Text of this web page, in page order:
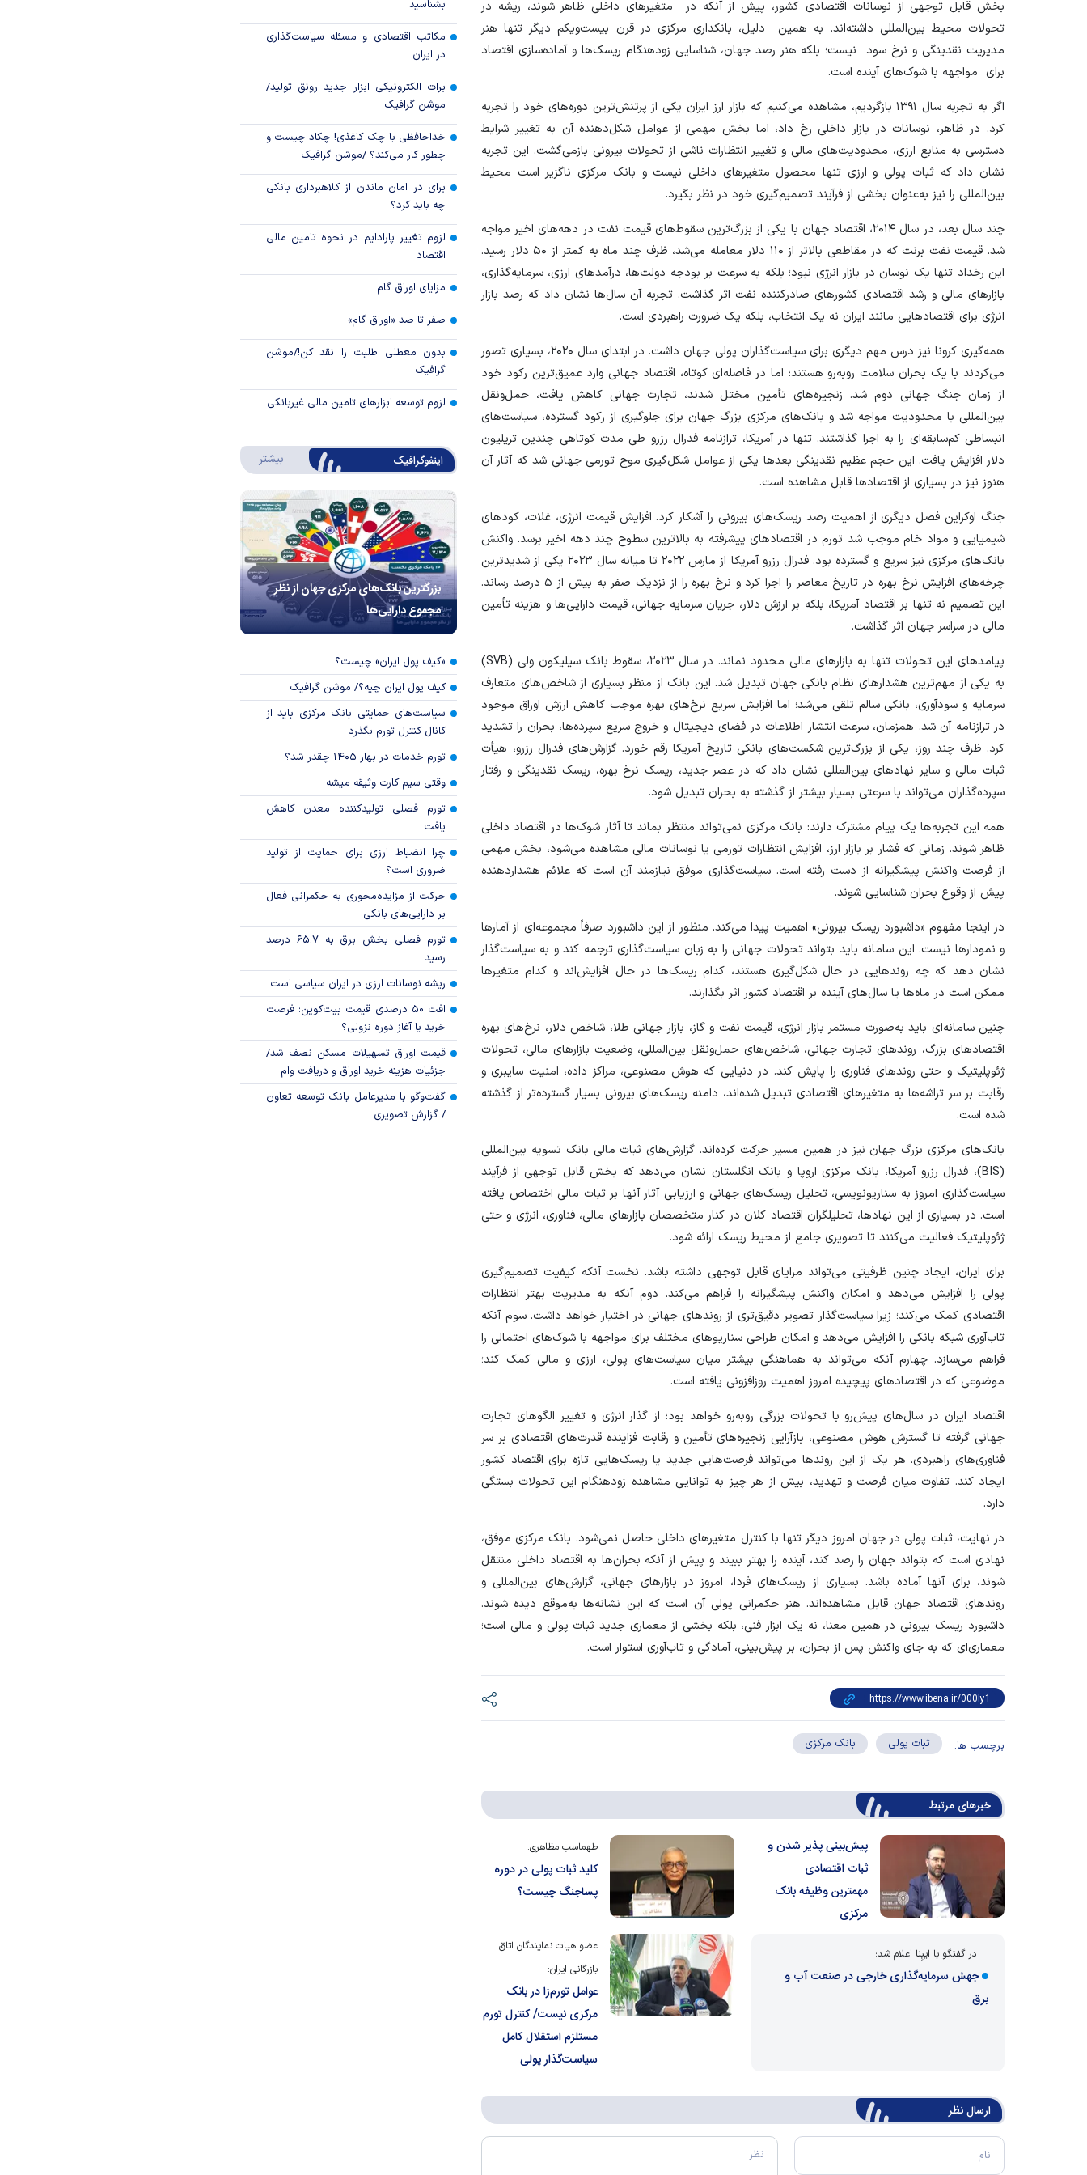
بخش قابل توجهی از نوسانات اقتصادی کشور، پیش از آنکه در متغیر‌های داخلی ظاهر شوند، ریشه در
تحولات محیط بین‌المللی داشته‌اند. به همین دلیل، بانکداری مرکزی در قرن بیست‌ویکم دیگر تنها هنر
مدیریت نقدینگی و نرخ سود نیست؛ بلکه هنر رصد جهان، شناسایی زودهنگام ریسک‌ها و آماده‌سازی اقتصاد
برای مواجهه با شوک‌های آینده است.
اگر به تجربه سال ۱۳۹۱ بازگردیم، مشاهده می‌کنیم که بازار ارز ایران یکی از پرتنش‌ترین دوره‌های خود را تجربه
کرد. در ظاهر، نوسانات در بازار داخلی رخ داد، اما بخش مهمی از عوامل شکل‌دهنده آن به تغییر شرایط
دسترسی به منابع ارزی، محدودیت‌های مالی و تغییر انتظارات ناشی از تحولات بیرونی بازمی‌گشت. این تجربه
نشان داد که ثبات پولی و ارزی تنها محصول متغیر‌های داخلی نیست و بانک مرکزی ناگزیر است محیط
بین‌المللی را نیز به‌عنوان بخشی از فرآیند تصمیم‌گیری خود در نظر بگیرد.
چند سال بعد، در سال ۲۰۱۴، اقتصاد جهان با یکی از بزرگ‌ترین سقوط‌های قیمت نفت در دهه‌های اخیر مواجه
شد. قیمت نفت برنت که در مقاطعی بالاتر از ۱۱۰ دلار معامله می‌شد، ظرف چند ماه به کمتر از ۵۰ دلار رسید.
این رخداد تنها یک نوسان در بازار انرژی نبود؛ بلکه به سرعت بر بودجه دولت‌ها، درآمد‌های ارزی، سرمایه‌گذاری،
بازار‌های مالی و رشد اقتصادی کشور‌های صادرکننده نفت اثر گذاشت. تجربه آن سال‌ها نشان داد که رصد بازار
انرژی برای اقتصاد‌هایی مانند ایران نه یک انتخاب، بلکه یک ضرورت راهبردی است.
همه‌گیری کرونا نیز درس مهم دیگری برای سیاست‌گذاران پولی جهان داشت. در ابتدای سال ۲۰۲۰، بسیاری تصور
می‌کردند با یک بحران سلامت روبه‌رو هستند؛ اما در فاصله‌ای کوتاه، اقتصاد جهانی وارد عمیق‌ترین رکود خود
از زمان جنگ جهانی دوم شد. زنجیره‌های تأمین مختل شدند، تجارت جهانی کاهش یافت، حمل‌ونقل
بین‌المللی با محدودیت مواجه شد و بانک‌های مرکزی بزرگ جهان برای جلوگیری از رکود گسترده، سیاست‌های
انبساطی کم‌سابقه‌ای را به اجرا گذاشتند. تنها در آمریکا، ترازنامه فدرال رزرو طی مدت کوتاهی چندین تریلیون
دلار افزایش یافت. این حجم عظیم نقدینگی بعد‌ها یکی از عوامل شکل‌گیری موج تورمی جهانی شد که آثار آن
هنوز نیز در بسیاری از اقتصاد‌ها قابل مشاهده است.
جنگ اوکراین فصل دیگری از اهمیت رصد ریسک‌های بیرونی را آشکار کرد. افزایش قیمت انرژی، غلات، کود‌های
شیمیایی و مواد خام موجب شد تورم در اقتصاد‌های پیشرفته به بالاترین سطوح چند دهه اخیر برسد. واکنش
بانک‌های مرکزی نیز سریع و گسترده بود. فدرال رزرو آمریکا از مارس ۲۰۲۲ تا میانه سال ۲۰۲۳ یکی از شدیدترین
چرخه‌های افزایش نرخ بهره در تاریخ معاصر را اجرا کرد و نرخ بهره را از نزدیک صفر به بیش از ۵ درصد رساند.
این تصمیم نه تنها بر اقتصاد آمریکا، بلکه بر ارزش دلار، جریان سرمایه جهانی، قیمت دارایی‌ها و هزینه تأمین
مالی در سراسر جهان اثر گذاشت.
پیامد‌های این تحولات تنها به بازار‌های مالی محدود نماند. در سال ۲۰۲۳، سقوط بانک سیلیکون ولی (SVB)
به یکی از مهم‌ترین هشدار‌های نظام بانکی جهان تبدیل شد. این بانک از منظر بسیاری از شاخص‌های متعارف
سرمایه و سودآوری، بانکی سالم تلقی می‌شد؛ اما افزایش سریع نرخ‌های بهره موجب کاهش ارزش اوراق موجود
در ترازنامه آن شد. همزمان، سرعت انتشار اطلاعات در فضای دیجیتال و خروج سریع سپرده‌ها، بحران را تشدید
کرد. ظرف چند روز، یکی از بزرگ‌ترین شکست‌های بانکی تاریخ آمریکا رقم خورد. گزارش‌های فدرال رزرو، هیأت
ثبات مالی و سایر نهاد‌های بین‌المللی نشان داد که در عصر جدید، ریسک نرخ بهره، ریسک نقدینگی و رفتار
سپرده‌گذاران می‌تواند با سرعتی بسیار بیشتر از گذشته به بحران تبدیل شود.
همه این تجربه‌ها یک پیام مشترک دارند: بانک مرکزی نمی‌تواند منتظر بماند تا آثار شوک‌ها در اقتصاد داخلی
ظاهر شوند. زمانی که فشار بر بازار ارز، افزایش انتظارات تورمی یا نوسانات مالی مشاهده می‌شود، بخش مهمی
از فرصت واکنش پیشگیرانه از دست رفته است. سیاست‌گذاری موفق نیازمند آن است که علائم هشداردهنده
پیش از وقوع بحران شناسایی شوند.
در اینجا مفهوم «داشبورد ریسک بیرونی» اهمیت پیدا می‌کند. منظور از این داشبورد صرفاً مجموعه‌ای از آمار‌ها
و نمودار‌ها نیست. این سامانه باید بتواند تحولات جهانی را به زبان سیاست‌گذاری ترجمه کند و به سیاست‌گذار
نشان دهد که چه روند‌هایی در حال شکل‌گیری هستند، کدام ریسک‌ها در حال افزایش‌اند و کدام متغیر‌ها
ممکن است در ماه‌ها یا سال‌های آینده بر اقتصاد کشور اثر بگذارند.
چنین سامانه‌ای باید به‌صورت مستمر بازار انرژی، قیمت نفت و گاز، بازار جهانی طلا، شاخص دلار، نرخ‌های بهره
اقتصاد‌های بزرگ، روند‌های تجارت جهانی، شاخص‌های حمل‌ونقل بین‌المللی، وضعیت بازار‌های مالی، تحولات
ژئوپلیتیک و حتی روند‌های فناوری را پایش کند. در دنیایی که هوش مصنوعی، مراکز داده، امنیت سایبری و
رقابت بر سر تراشه‌ها به متغیر‌های اقتصادی تبدیل شده‌اند، دامنه ریسک‌های بیرونی بسیار گسترده‌تر از گذشته
شده است.
بانک‌های مرکزی بزرگ جهان نیز در همین مسیر حرکت کرده‌اند. گزارش‌های ثبات مالی بانک تسویه بین‌المللی
(BIS)، فدرال رزرو آمریکا، بانک مرکزی اروپا و بانک انگلستان نشان می‌دهد که بخش قابل توجهی از فرآیند
سیاست‌گذاری امروز به سناریونویسی، تحلیل ریسک‌های جهانی و ارزیابی آثار آنها بر ثبات مالی اختصاص یافته
است. در بسیاری از این نهادها، تحلیلگران اقتصاد کلان در کنار متخصصان بازار‌های مالی، فناوری، انرژی و حتی
ژئوپلیتیک فعالیت می‌کنند تا تصویری جامع از محیط ریسک ارائه شود.
برای ایران، ایجاد چنین ظرفیتی می‌تواند مزایای قابل توجهی داشته باشد. نخست آنکه کیفیت تصمیم‌گیری
پولی را افزایش می‌دهد و امکان واکنش پیشگیرانه را فراهم می‌کند. دوم آنکه به مدیریت بهتر انتظارات
اقتصادی کمک می‌کند؛ زیرا سیاست‌گذار تصویر دقیق‌تری از روند‌های جهانی در اختیار خواهد داشت. سوم آنکه
تاب‌آوری شبکه بانکی را افزایش می‌دهد و امکان طراحی سناریو‌های مختلف برای مواجهه با شوک‌های احتمالی را
فراهم می‌سازد. چهارم آنکه می‌تواند به هماهنگی بیشتر میان سیاست‌های پولی، ارزی و مالی کمک کند؛
موضوعی که در اقتصاد‌های پیچیده امروز اهمیت روزافزونی یافته است.
اقتصاد ایران در سال‌های پیش‌رو با تحولات بزرگی روبه‌رو خواهد بود؛ از گذار انرژی و تغییر الگو‌های تجارت
جهانی گرفته تا گسترش هوش مصنوعی، بازآرایی زنجیره‌های تأمین و رقابت فزاینده قدرت‌های اقتصادی بر سر
فناوری‌های راهبردی. هر یک از این روند‌ها می‌تواند فرصت‌هایی جدید یا ریسک‌هایی تازه برای اقتصاد کشور
ایجاد کند. تفاوت میان فرصت و تهدید، بیش از هر چیز به توانایی مشاهده زودهنگام این تحولات بستگی
دارد.
در نهایت، ثبات پولی در جهان امروز دیگر تنها با کنترل متغیر‌های داخلی حاصل نمی‌شود. بانک مرکزی موفق،
نهادی است که بتواند جهان را رصد کند، آینده را بهتر ببیند و پیش از آنکه بحران‌ها به اقتصاد داخلی منتقل
شوند، برای آنها آماده باشد. بسیاری از ریسک‌های فردا، امروز در بازار‌های جهانی، گزارش‌های بین‌المللی و
روند‌های اقتصاد جهان قابل مشاهده‌اند. هنر حکمرانی پولی آن است که این نشانه‌ها به‌موقع دیده شوند.
داشبورد ریسک بیرونی در همین معنا، نه یک ابزار فنی، بلکه بخشی از معماری جدید ثبات پولی و مالی است؛
معماری‌ای که به جای واکنش پس از بحران، بر پیش‌بینی، آمادگی و تاب‌آوری استوار است.
برچسب ها: ثبات پولی بانک مرکزی
خبرهای مرتبط
پیش‌بینی پذیر شدن و
ثبات اقتصادی
مهمترین وظیفه بانک
مرکزی
طهماسب مظاهری:
کلید ثبات پولی در دوره
پساجنگ چیست؟
در گفتگو با ایبِنا اعلام شد؛
جهش سرمایه‌گذاری خارجی در صنعت آب و
برق
عضو هیات نمایندگان اتاق
بازرگانی ایران:
عوامل تورم‌زا در بانک
مرکزی نیست/ کنترل تورم
مستلزم استقلال کامل
سیاست‌گذار پولی
ارسال‌ نظر
بدون اصلاحات ساختاری، مهار تورم
ممکن نیست
بشناسید
مکاتب اقتصادی و مسئله سیاست‌گذاری
در ایران
برات الکترونیکی ابزار جدید رونق تولید/
موشن گرافیک
خداحافظی با چک کاغذی! چکاد چیست و
چطور کار می‌کند؟ /موشن گرافیک
برای در امان ماندن از کلاهبرداری بانکی
چه باید کرد؟
لزوم تغییر پارادایم در نحوه تامین مالی
اقتصاد
مزایای اوراق گام
صفر تا صد «اوراق گام»
بدون معطلی طلبت را نقد کن!/موشن
گرافیک
لزوم توسعه ابزارهای تامین مالی غیربانکی
اینفوگرافیک بیشتر درباره اینفوگرافیک
بزرگترین بانک‌های مرکزی جهان از نظر
مجموع دارایی‌ها
«کیف پول ایران» چیست؟
کیف پول ایران چیه؟/ موشن گرافیک
سیاست‌های حمایتی بانک مرکزی باید از
کانال کنترل تورم بگذرد
تورم خدمات در بهار ۱۴۰۵ چقدر شد؟
وقتی سیم کارت وثیقه میشه
تورم فصلی تولیدکننده معدن کاهش
یافت
چرا انضباط ارزی برای حمایت از تولید
ضروری است؟
حرکت از مزایده‌محوری به حکمرانی فعال
بر دارایی‌های بانکی
تورم فصلی بخش برق به ۶۵.۷ درصد
رسید
ریشه نوسانات ارزی در ایران سیاسی است
افت ۵۰ درصدی قیمت بیت‌کوین؛ فرصت
خرید یا آغاز دوره نزولی؟
قیمت اوراق تسهیلات مسکن نصف شد/
جزئیات هزینه خرید اوراق و دریافت وام
گفت‌وگو با مدیرعامل بانک توسعه تعاون
/ گزارش تصویری